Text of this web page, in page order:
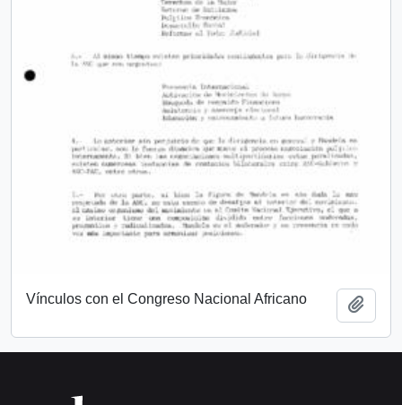
Vínculos con el Congreso Nacional Africano